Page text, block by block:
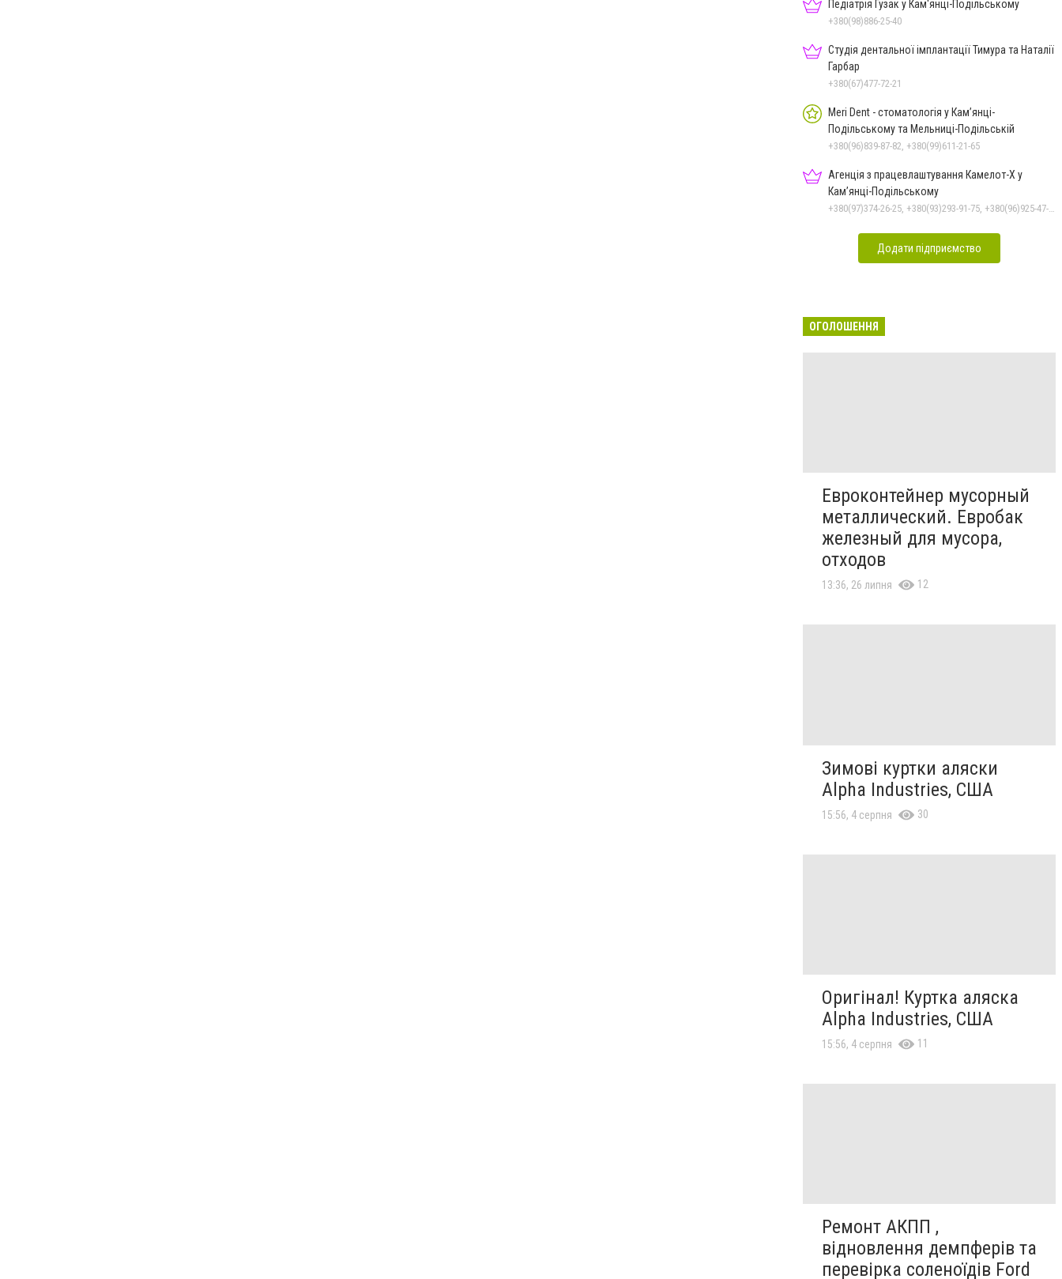
Педіатрія Гузак у Кам'янці-Подільському
+380(98)886-25-40
Студія дентальної імплантації Тимура та Наталії
Гарбар
+380(67)477-72-21
Meri Dent - стоматологія у Кам’янці-
Подільському та Мельниці-Подільській
+380(96)839-87-82, +380(99)611-21-65
Агенція з працевлаштування Камелот-Х у
Кам’янці-Подільському
+380(97)374-26-25, +380(93)293-91-75, +380(96)925-47-71, +380(73)327-54-83
Додати підприємство
ОГОЛОШЕННЯ
Евроконтейнер мусорный
металлический. Евробак
железный для мусора,
отходов
13:36, 26 липня 12
Зимові куртки аляски
Alpha Industries, США
15:56, 4 серпня 30
Оригінал! Куртка аляска
Alpha Industries, США
15:56, 4 серпня 11
Ремонт АКПП ,
відновлення демпферів та
перевірка соленоїдів Ford